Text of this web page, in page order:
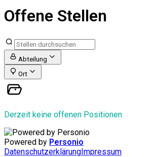
Offene Stellen
Abteilung
Ort
Derzeit keine offenen Positionen
Powered by Personio
DatenschutzerklärungImpressum